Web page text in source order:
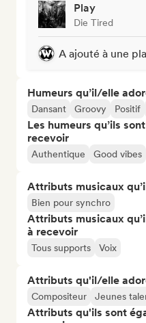
Play
Die Tired
A ajouté à une
Humeurs qu’il/elle
Dansant Groovy Positif
Les humeurs qu’ils
recevoir
Authentique Good vibes
Attributs musicaux
Bien pour synchro
Attributs musicaux
à recevoir
Tous supports Voix
Attributs qu'il/elle
Compositeur Jeunes
Attributs qu'ils sont